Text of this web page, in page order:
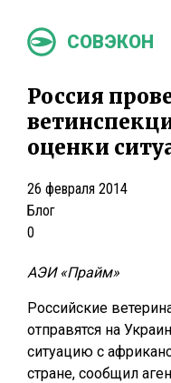
СОВЭКОН
Россия
оценки
26 февраля 2014
Блог
0
АЭИ «Прайм»
Российские
отправятся на
ситуацию с
стране, сообщил